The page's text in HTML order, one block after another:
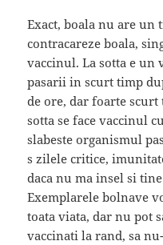
Exact, boala nu are un
contracareze boala,
vaccinul. La sotta e un
pasarii in scurt timp
de ore, dar foarte scurt
sotta se face vaccinul
slabeste organismul
s zilele critice,
daca nu ma insel si
Exemplarele bolnave
toata viata, dar nu pot
vaccinati la rand, sa